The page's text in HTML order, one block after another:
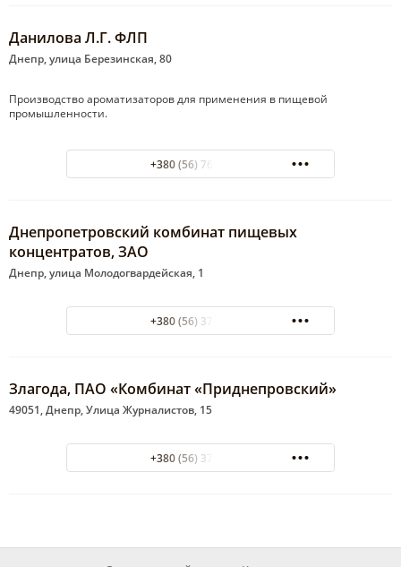
Данилова Л.Г. ФЛП
Днепр, улица Березинская, 80
Производство ароматизаторов для применения в пищевой
промышленности.
+380 (56) 767-10-98
Днепропетровский комбинат пищевых
концентратов, ЗАО
Днепр, улица Молодогвардейская, 1
+380 (56) 374-93-30
Злагода, ПАО «Комбинат «Приднепровский»
49051, Днепр, Улица Журналистов, 15
+380 (56) 371-67-78